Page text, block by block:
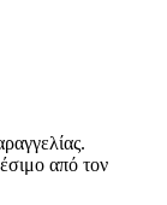
από τον